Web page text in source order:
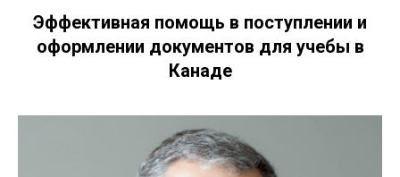
Эффективная помощь в поступлении и
оформлении документов для учебы в
Канаде